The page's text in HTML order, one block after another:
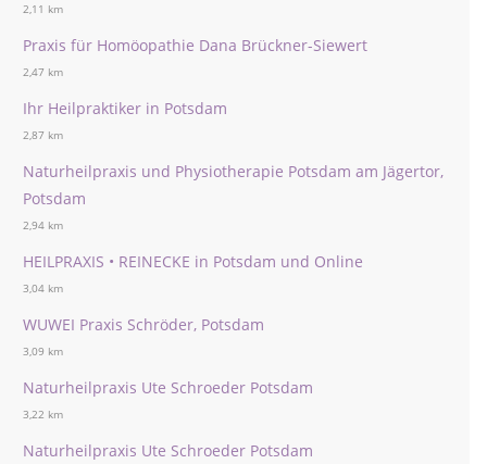
2,11 km
Praxis für Homöopathie Dana Brückner-Siewert
2,47 km
Ihr Heilpraktiker in Potsdam
2,87 km
Naturheilpraxis und Physiotherapie Potsdam am Jägertor,
Potsdam
2,94 km
HEILPRAXIS • REINECKE in Potsdam und Online
3,04 km
WUWEI Praxis Schröder, Potsdam
3,09 km
Naturheilpraxis Ute Schroeder Potsdam
3,22 km
Naturheilpraxis Ute Schroeder Potsdam